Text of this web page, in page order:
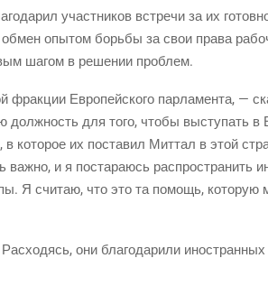
участ­ни­ков встре­чи за их
опы­том борь­бы за свои пра­ва
шагом в реше­нии проблем.
фрак­ции Евро­пей­ско­го пар­ла­мен­та, —
долж­ность для того, что­бы высту­пать
кото­рое их поста­вил Мит­тал в этой
важ­но, и я поста­ра­юсь
Я счи­таю, что это та помощь,
они бла­го­да­ри­ли ино­стран­ных